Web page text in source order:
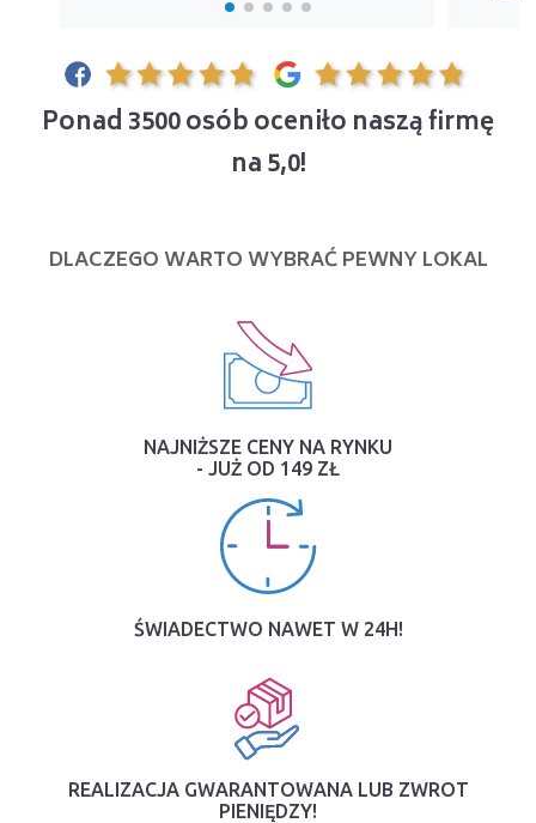
Ponad 3500 osób oceniło naszą firmę
na 5,0!
DLACZEGO WARTO WYBRAĆ PEWNY LOKAL
NAJNIŻSZE CENY NA RYNKU
- JUŻ OD 149 ZŁ
ŚWIADECTWO NAWET W 24H!
REALIZACJA GWARANTOWANA LUB ZWROT
PIENIĘDZY!